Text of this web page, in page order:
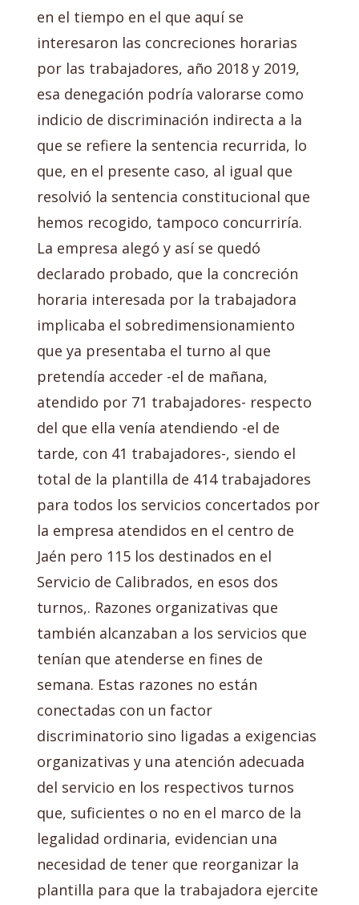
en el tiempo en el que aquí se
interesaron las concreciones horarias
por las trabajadores, año 2018 y 2019,
esa denegación podría valorarse como
indicio de discriminación indirecta a la
que se refiere la sentencia recurrida, lo
que, en el presente caso, al igual que
resolvió la sentencia constitucional que
hemos recogido, tampoco concurriría.
La empresa alegó y así se quedó
declarado probado, que la concreción
horaria interesada por la trabajadora
implicaba el sobredimensionamiento
que ya presentaba el turno al que
pretendía acceder -el de mañana,
atendido por 71 trabajadores- respecto
del que ella venía atendiendo -el de
tarde, con 41 trabajadores-, siendo el
total de la plantilla de 414 trabajadores
para todos los servicios concertados por
la empresa atendidos en el centro de
Jaén pero 115 los destinados en el
Servicio de Calibrados, en esos dos
turnos,. Razones organizativas que
también alcanzaban a los servicios que
tenían que atenderse en fines de
semana. Estas razones no están
conectadas con un factor
discriminatorio sino ligadas a exigencias
organizativas y una atención adecuada
del servicio en los respectivos turnos
que, suficientes o no en el marco de la
legalidad ordinaria, evidencian una
necesidad de tener que reorganizar la
plantilla para que la trabajadora ejercite